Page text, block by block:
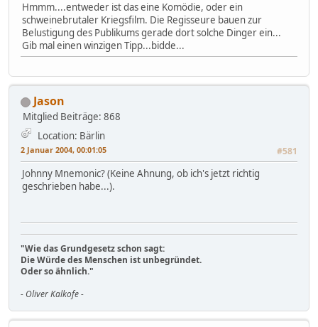
Hmmm....entweder ist das eine Komödie, oder ein
schweinebrutaler Kriegsfilm. Die Regisseure bauen zur
Belustigung des Publikums gerade dort solche Dinger ein...
Gib mal einen winzigen Tipp...bidde...
Jason
Mitglied Beiträge: 868
Location: Bärlin
2 Januar 2004, 00:01:05 #581
Johnny Mnemonic? (Keine Ahnung, ob ich's jetzt richtig
geschrieben habe...).
"Wie das Grundgesetz schon sagt:
Die Würde des Menschen ist unbegründet.
Oder so ähnlich."
- Oliver Kalkofe -